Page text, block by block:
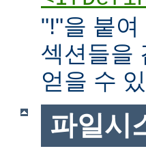
"!"을 붙
섹션들을
얻을 수
파일시